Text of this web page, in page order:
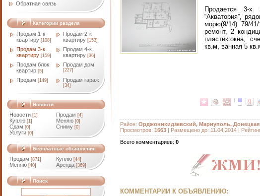
Обратная связь
Категории раздела
Продам 1-к
квартиру [108]
Продам 2-к
квартиру [153]
Продам 3-к
квартиру [159]
Продам 4-к
квартиру [36]
Продам блок
квартир [5]
Продам дом
[227]
Продам [149] Продам гараж
[34]
Новости
Новости [1] Продам [4]
Куплю [1] Меняю [0]
Сдам [0] Сниму [0]
Услуги [0]
Бесплатные объявления
Продам [871] Куплю [44]
Меняю [40] Аренда [369]
Поиск
Продается 3-х
“Акватория”,
морю(9/14) 79/
ремонт, 2
пластик.окна,
кв.м, ванная 5
Район: Орджоникидзевский, Мариуполь, Донецкая
Просмотров: 1663 | Размещено до: 11.04.2014 |
Всего комментариев: 0
КОММЕНТАРИИ К ОБЪЯВЛЕНИЮ: